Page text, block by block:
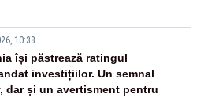
10:38
își păstrează ratingul
investițiilor. Un semnal
dar și un avertisment pentru